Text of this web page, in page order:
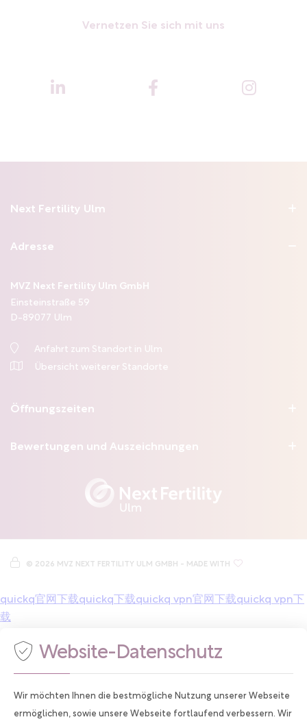
Vernetzen Sie sich mit uns
Next Fertility Ulm
Das Team von Next Fertility Ulm entstand durch die
Wir sindIhre Ansprechpartner
Kinderwunschbehandlungen im Großraum Ulm.
Adresse
MVZ Next Fertility Ulm GmbH
Einsteinstraße 59
D-89077 Ulm
Anfahrt zum Standort in Ulm
Übersicht weiterer Standorte
Öffnungszeiten
Montag 07:30 - 17:00Uhr
07:30 - 17:00 Uhr
07:30 - 14:00Uhr
Im Augenblick sind leider nicht persönlich für Sie da. Sie können
uns jedoch jederzeiteine E-Mail schreiben.
Bewertungen und Auszeichnungen
© 2026 MVZ NEXT FERTILITY ULM GMBH - MADE WITH
quickq官网下载quickq下载quickq vpn官网下载quickq vpn下
载
Website-Datenschutz
Wir möchten Ihnen die bestmögliche Nutzung unserer Webseite
ermöglichen, sowie unsere Webseite fortlaufend verbessern. Wir